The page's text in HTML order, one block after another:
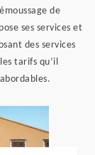
de
ses services et
des services
tarifs qu’il